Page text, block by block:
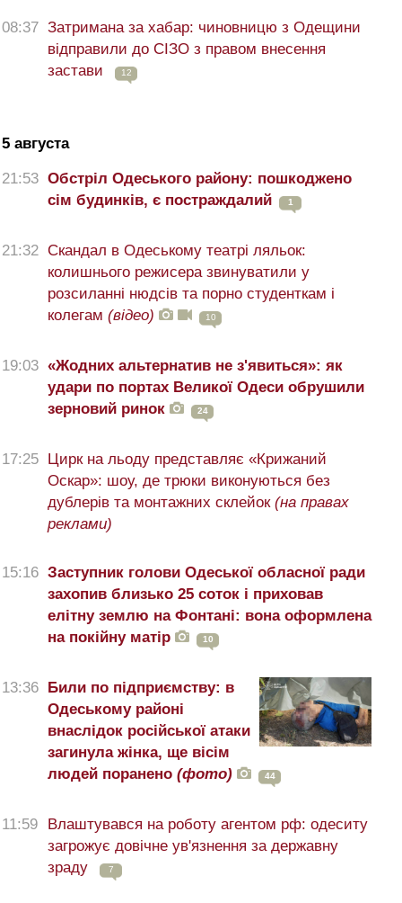
08:37 Затримана за хабар: чиновницю з Одещини
відправили до СІЗО з правом внесення
застави
12
5 августа
21:53 Обстріл Одеського району: пошкоджено
сім будинків, є постраждалий
1
21:32 Скандал в Одеському театрі ляльок:
колишнього режисера звинуватили у
розсиланні нюдсів та порно студенткам і
колегам (відео) 10
19:03 «Жодних альтернатив не з'явиться»: як
удари по портах Великої Одеси обрушили
зерновий ринок
24
17:25 Цирк на льоду представляє «Крижаний
Оскар»: шоу, де трюки виконуються без
дублерів та монтажних склейок (на правах
реклами)
15:16 Заступник голови Одеської обласної ради
захопив близько 25 соток і приховав
елітну землю на Фонтані: вона оформлена
на покійну матір
10
13:36 Били по підприємству: в
Одеському районі
внаслідок російської атаки
загинула жінка, ще вісім
людей поранено (фото) 44
11:59
Влаштувався на роботу агентом рф: одеситу
загрожує довічне ув'язнення за державну
зраду
7